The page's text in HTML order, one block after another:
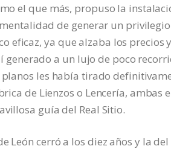
el que más, propuso la
de generar un
eficaz, ya que alzaba los precios y
generado a un lujo de poco
les había tirado
de Lienzos o Lencería, ambas
guía del Real Sitio.
León cerró a los diez años y la del